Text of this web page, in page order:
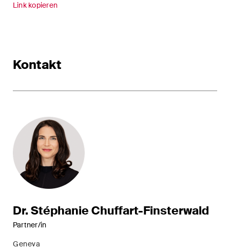
Link kopieren
Kontakt
Dr. Stéphanie Chuffart-Finsterwald
Partner/in
Geneva
Handelsrecht / M&A
Internationale
Schiedsgerichtsbarkeit
Kunstrecht & Entertainment /
Sportrecht
Private Wealth
Restrukturierungen und